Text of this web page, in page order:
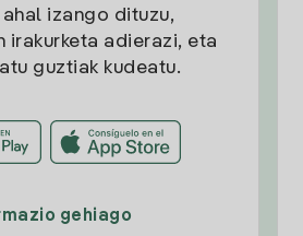
izango dituzu,
irakurketa adierazi, eta
guztiak kudeatu.
gehiago